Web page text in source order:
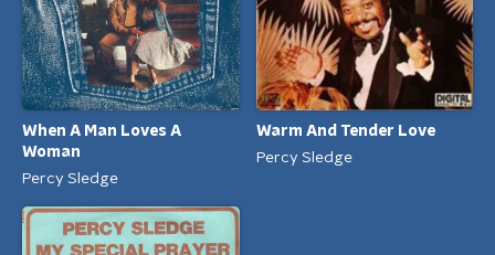
When A Man Loves A
Woman
Percy Sledge
Warm And Tender Love
Percy Sledge